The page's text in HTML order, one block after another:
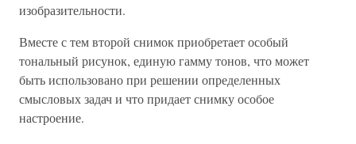
изобразительности.
Вместе с тем второй снимок приобретает особый
тональный рисунок, единую гамму тонов, что может
быть использовано при решении определенных
смысловых задач и что придает снимку особое
настроение.